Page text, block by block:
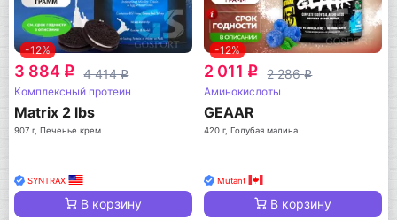
-12%
3 884 q 4 414q
Комплексный протеин
Matrix 2 lbs
907 г, Печенье крем
SYNTRAX
В корзину
-12%
2 011 q 2 286q
Аминокислоты
GEAAR
420 г, Голубая малина
Mutant
В корзину